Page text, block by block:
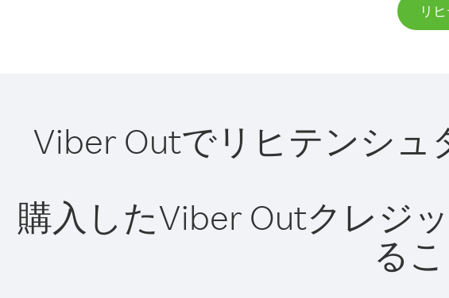
リ
Viber Outでリヒテンシ
購入したViber Outクレジ
る